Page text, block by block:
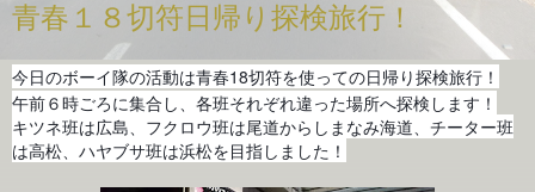
青春１８切符日帰り探検旅行！
今日のボーイ隊の活動は青春18切符を使っての日帰り探検旅行！
午前６時ごろに集合し、 各班それぞれ違った場所へ探検します！
キツネ班は広島、 フクロウ班は尾道からしまなみ海道 、チーター班
は高松、 ハヤブサ班は浜松を目指しました！